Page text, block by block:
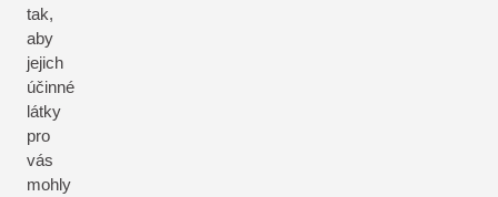
tak,
aby
jejich
účinné
látky
pro
vás
mohly